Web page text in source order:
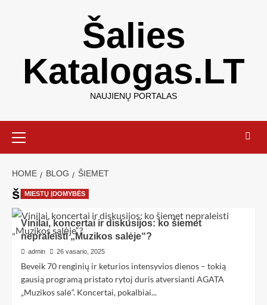
Šalies
Katalogas.LT
NAUJIENŲ PORTALAS
HOME BLOG ŠIEMET
šiemet
MIESTŲ ĮDOMYBĖS
Vinilai, koncertai ir diskusijos: ko šiemet
nepraleisti „Muzikos salėje“?
admin 26 vasario, 2025
Beveik 70 renginių ir keturios intensyvios dienos – tokią
gausią programą pristato rytoj duris atversianti AGATA
„Muzikos salė“. Koncertai, pokalbiai...